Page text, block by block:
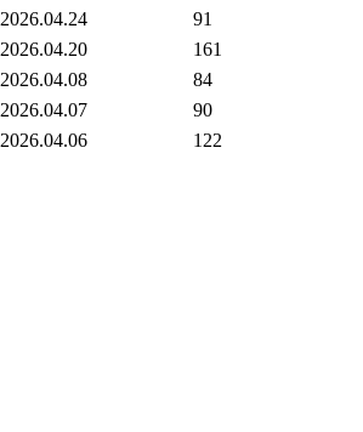
2026.04.24
91
2026.04.20
161
2026.04.08
84
2026.04.07
90
2026.04.06
122